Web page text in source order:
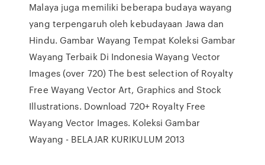
Malaya juga memiliki beberapa budaya wayang
yang terpengaruh oleh kebudayaan Jawa dan
Hindu. Gambar Wayang Tempat Koleksi Gambar
Wayang Terbaik Di Indonesia Wayang Vector
Images (over 720) The best selection of Royalty
Free Wayang Vector Art, Graphics and Stock
Illustrations. Download 720+ Royalty Free
Wayang Vector Images. Koleksi Gambar
Wayang - BELAJAR KURIKULUM 2013